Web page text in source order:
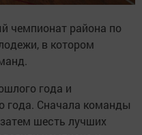
чемпионат района по
в котором
года и
года. Сначала команды
шесть лучших